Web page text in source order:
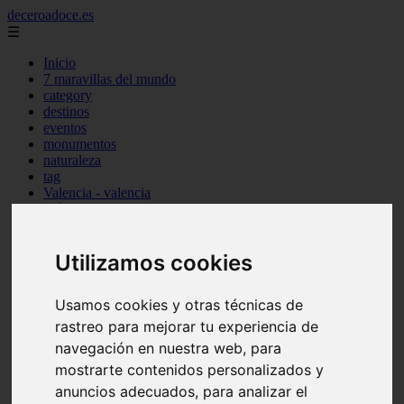
Utilizamos cookies
Usamos cookies y otras técnicas de
rastreo para mejorar tu experiencia de
navegación en nuestra web, para
mostrarte contenidos personalizados y
anuncios adecuados, para analizar el
deceroadoce.es
☰
Inicio
7 maravillas del mundo
category
destinos
eventos
monumentos
naturaleza
tag
Valencia - valencia
Málaga - marbella
Sevilla - bormujos
Santa-cruz-de-tenerife - santiago-del-teide
Murcia - murcia
Alicante - benidorm
Alicante - finestrat
Almería - mojácar
Alicante - orihuela
Huesca - jaca